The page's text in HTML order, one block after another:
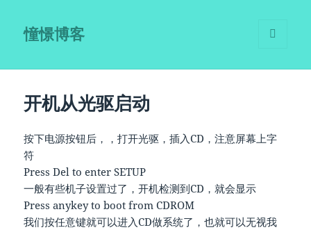
憧憬博客
挂件
开机从光驱启动
按下电源按钮后，，打开光驱，插入CD，注意屏幕上字
符
Press Del to enter SETUP
一般有些机子设置过了，开机检测到CD，就会显示
Press anykey to boot from CDROM
我们按任意键就可以进入CD做系统了，也就可以无视我